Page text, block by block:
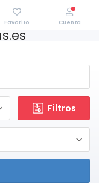
Filtros
Favorito Cuenta